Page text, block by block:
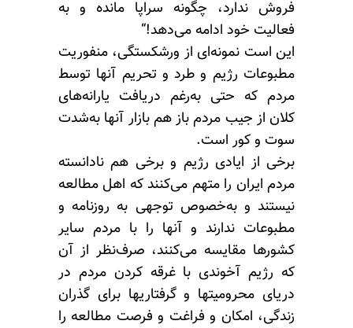
فروش ندارد، چگونه سراپا مانده و به
فعالیت خود ادامه می‌دهد!“
این است نمونه‌ای از ورشکستگی، منفوریت
مطبوعات رژیم و طرد و تحریم آنها توسط
مردم که حتی به‌رغم دریافت یارانه‌های
کلان از جیب مردم باز هم بازار آنها به‌شدت
سوت و کور است.
برخی از ایادی رژیم و برخی هم نادانسته
مردم ایران را متهم می‌کنند که اهل مطالعه
نیستند و به‌خصوص توجهی به روزنامه و
مطبوعات ندارند و آنها را با مردم سایر
کشورها مقایسه می‌کنند، صرف‌نظر از آن
که رژیم آخوندی با غرقه کردن مردم در
دریای محرومیتها و گرفتاریها برای گذران
زندگی، امکان و فراغت و فرصت مطالعه را